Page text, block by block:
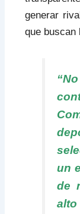
generar
que buscan
un
de